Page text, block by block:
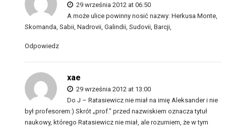
29 września 2012 at 06:50
A może ulice powinny nosić nazwy: Herkusa Monte,
Skomanda, Sabii, Nadrovii, Galindii, Sudovii, Barcji,
Odpowiedz
xae
29 września 2012 at 13:00
Do J – Ratasiewicz nie miał na imię Aleksander i nie
był profesorem:) Skrót „prof.” przed nazwiskiem oznacza tytuł
naukowy, którego Ratasiewicz nie miał, ale rozumiem, że w tym